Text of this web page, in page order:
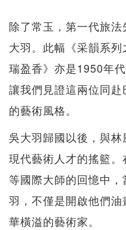
除了常玉，第一代旅
大羽。此幅《采韻系
瑞盈香》亦是1950年
讓我們見證這兩位同
的藝術風格。
吳大羽歸國以後，與
現代藝術人才的搖籃
等國際大師的回憶中
羽，不僅是開啟他們
華橫溢的藝術家。